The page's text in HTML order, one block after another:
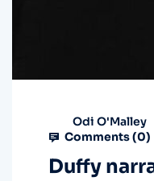
Odi O'Malley
Comments (0)
Duffy